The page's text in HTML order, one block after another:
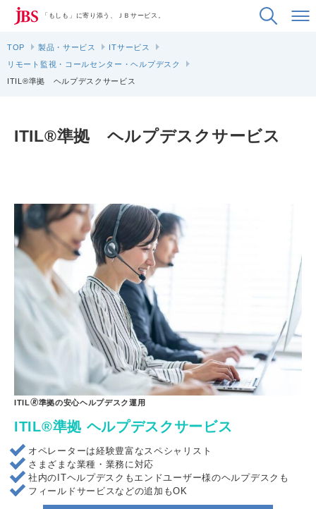
「もしも」に寄り添う、ＪＢサービス。
TOP 製品・サービス
ITサービス
リモート監視・コールセンター・ヘルプデスク
ITIL®準拠 ヘルプデスクサービス
ITIL®準拠 ヘルプデスクサービス
ITIL🄬準拠の安心ヘルプデスク運用
ITIL®準拠 ヘルプデスクサービス
オペレーターは経験豊富なスペシャリスト
さまざまな業種・業務に対応
社内のITヘルプデスクもエンドユーザー様のヘルプデスクも
フィールドサービスなどの追加もOK